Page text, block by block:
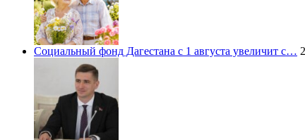
Социальный фонд Дагестана с 1 августа увеличит с…